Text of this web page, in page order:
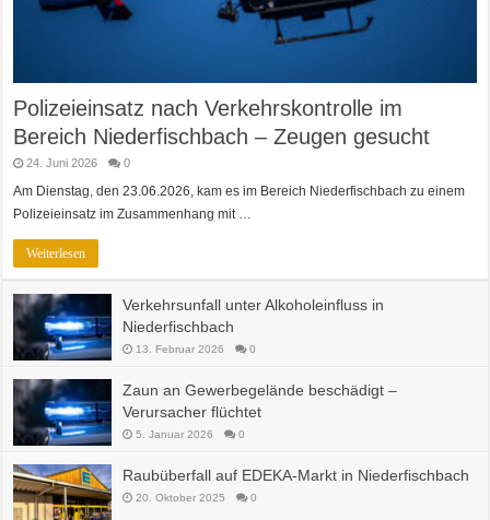
Polizeieinsatz nach Verkehrskontrolle im
Bereich Niederfischbach – Zeugen gesucht
24. Juni 2026 0
Am Dienstag, den 23.06.2026, kam es im Bereich Niederfischbach zu einem
Polizeieinsatz im Zusammenhang mit …
Weiterlesen
Verkehrsunfall unter Alkoholeinfluss in
Niederfischbach
13. Februar 2026 0
Zaun an Gewerbegelände beschädigt –
Verursacher flüchtet
5. Januar 2026 0
Raubüberfall auf EDEKA-Markt in Niederfischbach
20. Oktober 2025 0